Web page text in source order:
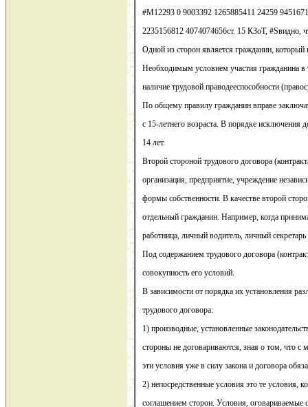
#M12293 0 9003392 1265885411 24259
2235156812 4074074656ст. 15 КЗоТ, #Sвидно,
Одной из сторон является гражданин, который
Необходимым условием участия гражданина в
наличие трудовой праводееспособности
По общему правилу гражданин вправе
с 15-летнего возраста. В порядке исключения
14 лет.
Второй стороной трудового договора
организация, предприятие, учреждение
формы собственности. В качестве второй
отдельный гражданин. Например, когда
работница, личный водитель, личный секретарь
Под содержанием трудового договора
совокупность его условий.
В зависимости от порядка их установления
трудового договора:
1) производные, установленные
стороны не договариваются, зная о том, что с
эти условия уже в силу закона и договора
2) непосредственные условия это те условия,
соглашением сторон. Условия,